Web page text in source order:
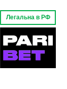
Легальна в РФ